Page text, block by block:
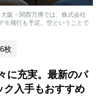
阪・関西万博では、株式会社
モ飛行も予定。空ということで
枚
に充実。最新のパ
ク入手もおすすめ